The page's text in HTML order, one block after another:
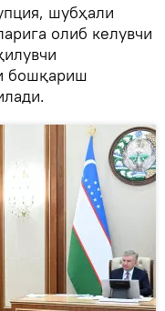
шубҳали
олиб келувчи
бошқариш